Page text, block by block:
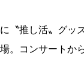
〝推し活〟グッ
。コンサートか